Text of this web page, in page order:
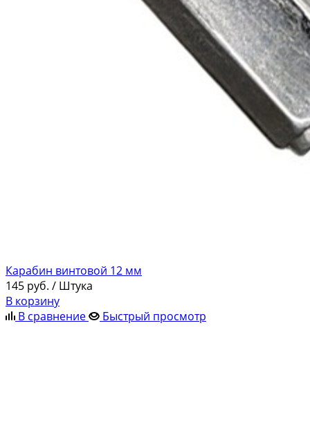
Карабин винтовой 12 мм
145 руб. / Штука
В корзину
В сравнение
Быстрый просмотр